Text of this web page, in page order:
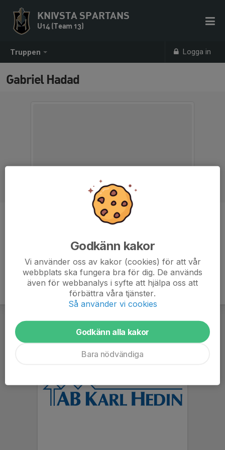
Truppen Logga in
KNIVSTA SPARTANS
U14 (Team 13)
Gabriel Hadad
Assisterande materialare
Godkänn kakor
Vi använder oss av kakor (cookies) för att vår
webbplats ska fungera bra för dig. De används
även för webbanalys i syfte att hjälpa oss att
förbättra våra tjänster.
Så använder vi cookies
Godkänn alla kakor
Bara nödvändiga